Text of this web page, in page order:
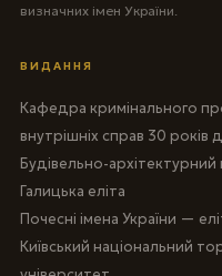
визначних імен України.
ВИДАННЯ
Кафедра кримінального
внутрішніх справ 30 років
Будівельно-архітектурний
Галицька еліта
Почесні імена України —
Київський національний